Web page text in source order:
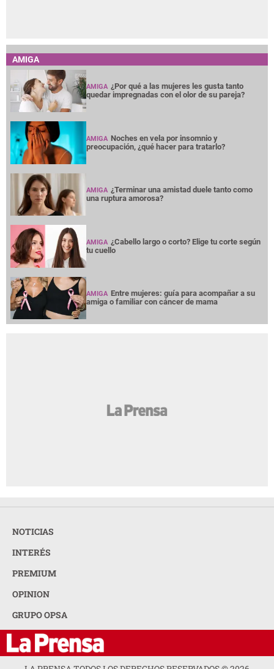
AMIGA
AMIGA ¿Por qué a las mujeres les gusta tanto
quedar impregnadas con el olor de su pareja?
AMIGA Noches en vela por insomnio y
preocupación, ¿qué hacer para tratarlo?
AMIGA ¿Terminar una amistad duele tanto como
una ruptura amorosa?
AMIGA ¿Cabello largo o corto? Elige tu corte según
tu cuello
AMIGA Entre mujeres: guía para acompañar a su
amiga o familiar con cáncer de mama
NOTICIAS
INTERÉS
PREMIUM
OPINION
GRUPO OPSA